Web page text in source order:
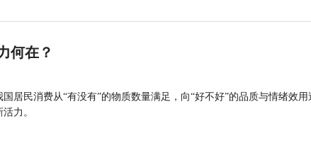
何在？
居民消费从“有没有”的物质数量满足，向“好不好”的品质与情绪效用
力。